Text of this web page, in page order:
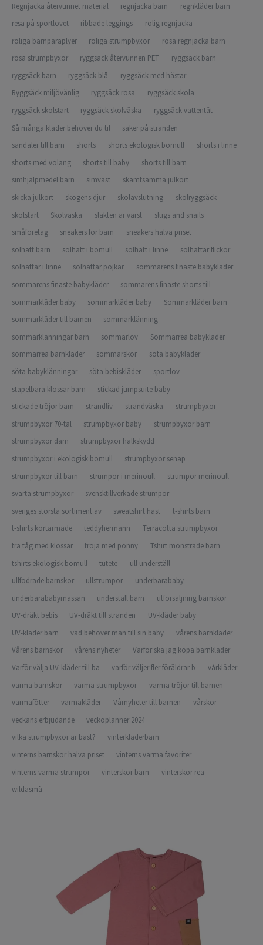
Regnjacka återvunnet material regnjacka barn
regnkläder barn
resa på sportlovet
ribbade leggings
rolig regnjacka
roliga barnparaplyer
roliga strumpbyxor
rosa regnjacka barn
rosa strumpbyxor
ryggsäck återvunnen PET
ryggsäck barn
ryggsäck barn
ryggsäck blå
ryggsäck med hästar
Ryggsäck miljövänlig
ryggsäck rosa
ryggsäck skola
ryggsäck skolstart
ryggsäck skolväska
ryggsäck vattentät
Så många kläder behöver du til
säker på stranden
sandaler till barn
shorts shorts ekologisk bomull
shorts i linne
shorts med volang
shorts till baby
shorts till barn
simhjälpmedel barn
simväst
skämtsamma julkort
skicka julkort
skogens djur skolavslutning
skolryggsäck
skolstart
Skolväska släkten är värst
slugs and snails
småföretag
sneakers för barn
sneakers halva priset
solhatt barn
solhatt i bomull solhatt i linne
solhattar flickor
solhattar i linne
solhattar pojkar
sommarens finaste babykläder
sommarens finaste babykläder
sommarens finaste shorts till
sommarkläder baby
sommarkläder baby
Sommarkläder barn
sommarkläder till barnen
sommarklänning
sommarklänningar barn
sommarlov
Sommarrea babykläder
sommarrea barnkläder
sommarskor
söta babykläder
söta babyklänningar
söta bebiskläder
sportlov
stapelbara klossar barn
stickad jumpsuite baby
stickade tröjor barn
strandliv strandväska
strumpbyxor
strumpbyxor 70-tal
strumpbyxor baby
strumpbyxor barn
strumpbyxor dam
strumpbyxor halkskydd
strumpbyxor i ekologisk bomull
strumpbyxor senap
strumpbyxor till barn
strumpor i merinoull
strumpor merinoull
svarta strumpbyxor
svensktillverkade strumpor
sveriges största sortiment av
sweatshirt häst
t-shirts barn
t-shirts kortärmade
teddyhermann
Terracotta strumpbyxor
trä tåg med klossar
tröja med ponny
Tshirt mönstrade barn
tshirts ekologisk bomull
tutete
ull underställ
ullfodrade barnskor
ullstrumpor
underbarababy
underbarababymässan
underställ barn
utförsäljning barnskor
UV-dräkt bebis
UV-dräkt till stranden
UV-kläder baby
UV-kläder barn
vad behöver man till sin baby
vårens barnkläder
Vårens barnskor
vårens nyheter
Varför ska jag köpa barnkläder
Varför välja UV-kläder till ba
varför väljer fler föräldrar b
vårkläder
varma barnskor
varma strumpbyxor
varma tröjor till barnen
varmafötter
varmakläder Vårnyheter till barnen
vårskor
veckans erbjudande
veckoplanner 2024
vilka strumpbyxor är bäst?
vinterkläderbarn
vinterns barnskor halva priset
vinterns varma favoriter
vinterns varma strumpor
vinterskor barn
vinterskor rea
wildasmå